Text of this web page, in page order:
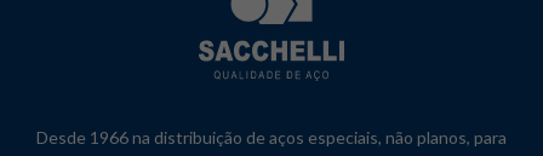
Desde 1966 na distribuição de aços especiais, não planos, para